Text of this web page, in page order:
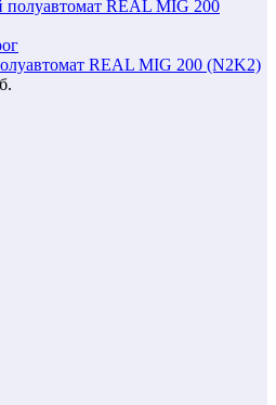
REAL MIG 200 (N2K2)